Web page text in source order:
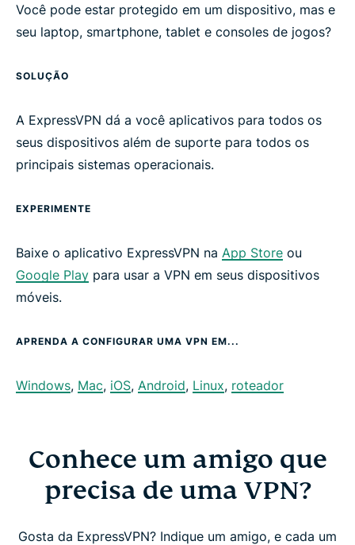
Você pode estar protegido em um dispositivo, mas e
seu laptop, smartphone, tablet e consoles de jogos?
SOLUÇÃO
A ExpressVPN dá a você aplicativos para todos os
seus dispositivos além de suporte para todos os
principais sistemas operacionais.
EXPERIMENTE
Baixe o aplicativo ExpressVPN na App Store ou
Google Play para usar a VPN em seus dispositivos
móveis.
APRENDA A CONFIGURAR UMA VPN EM...
Windows, Mac, iOS, Android, Linux, roteador
Conhece um amigo que
precisa de uma VPN?
Gosta da ExpressVPN? Indique um amigo, e cada um